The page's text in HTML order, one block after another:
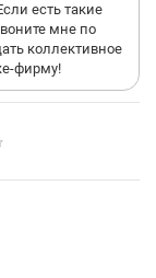
есть такие
мне по
коллективное
фирму!